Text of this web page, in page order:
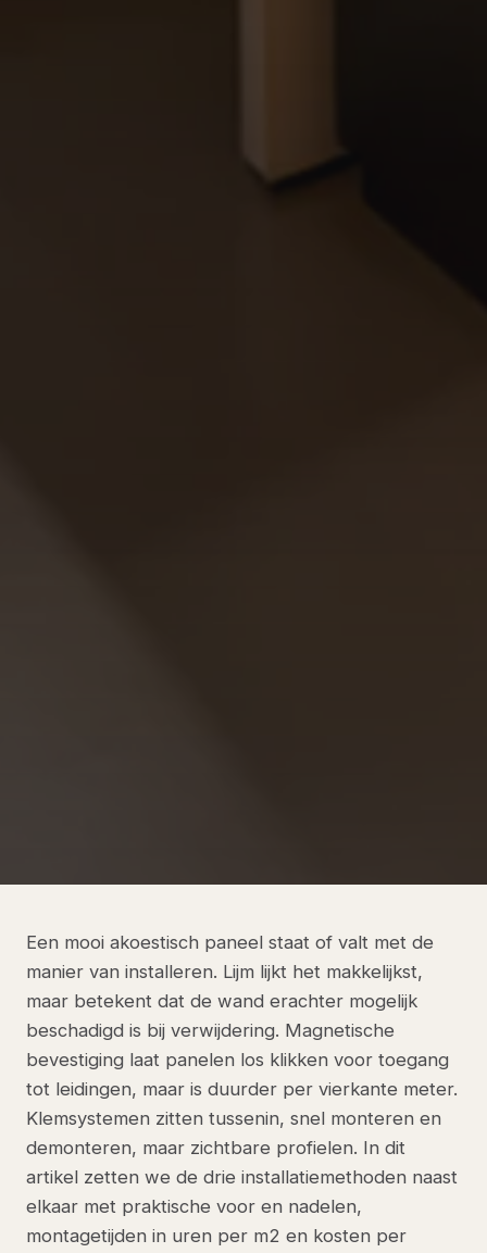
Een mooi akoestisch paneel staat of valt met de
manier van installeren. Lijm lijkt het makkelijkst,
maar betekent dat de wand erachter mogelijk
beschadigd is bij verwijdering. Magnetische
bevestiging laat panelen los klikken voor toegang
tot leidingen, maar is duurder per vierkante meter.
Klemsystemen zitten tussenin, snel monteren en
demonteren, maar zichtbare profielen. In dit
artikel zetten we de drie installatiemethoden naast
elkaar met praktische voor en nadelen,
montagetijden in uren per m2 en kosten per